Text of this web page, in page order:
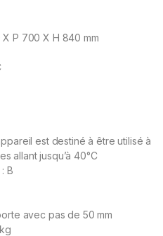
X P 700 X H 840 mm
est destiné à être utilisé à
allant jusqu’à 40°C
B
avec pas de 50 mm